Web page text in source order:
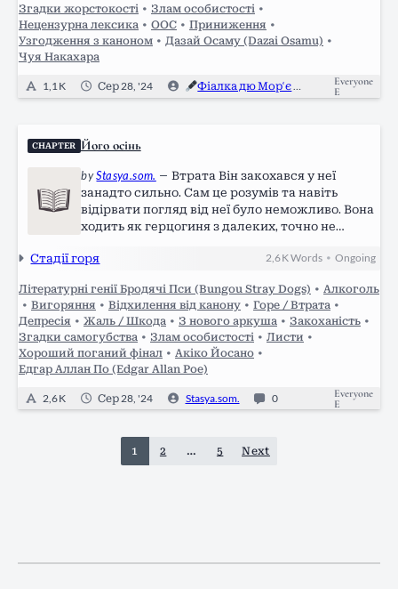
Згадки жорстокості • Злам особистості •
Нецензурна лексика • ООС • Приниження •
Узгодження з каноном • Дазай Осаму (Dazai Osamu) •
Чуя Накахара
1,1 K Сер 28, '24 Фіалка дю Мор‘є
Everyone
E
CHAPTER Його осінь
byStasya.som. — Втрата Він закохався у неї
занадто сильно. Сам це розумів та навіть
відірвати погляд від неї було неможливо. Вона
ходить як герцогиня з далеких, точно не
тільки робить її персону цікавішою. Вона не
Стадії горя 2,6 KWords •Ongoing
Літературні генії Бродячі Пси (Bungou Stray Dogs) • Алкоголь
• Вигоряння • Відхилення від канону • Горе / Втрата •
Депресія • Жаль / Шкода • З нового аркуша • Закоханість •
Згадки самогубства • Злам особистості • Листи •
Хороший поганий фінал • Акіко Йосано •
Едгар Аллан По (Edgar Allan Poe)
2,6 K Сер 28, '24 Stasya.som. 0
Everyone
E
1 2 … 5 Next